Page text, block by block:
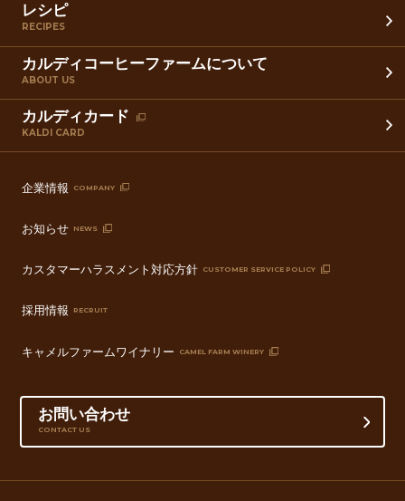
レシピ
RECIPES
カルディコーヒーファームについて
ABOUT US
カルディカード
KALDI CARD
企業情報 COMPANY
お知らせ NEWS
カスタマーハラスメント対応方針 CUSTOMER SERVICE POLICY
採用情報 RECRUIT
キャメルファームワイナリー CAMEL FARM WINERY
お問い合わせ
CONTACT US